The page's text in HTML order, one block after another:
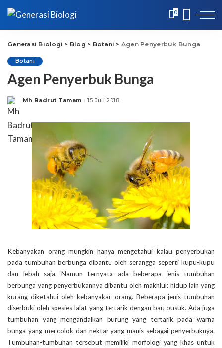
0
Generasi Biologi > Blog > Botani > Agen Penyerbuk Bunga
Botani
Agen Penyerbuk Bunga
Posted
Mh Badrut Tamam 15 Juli 2018
Kebanyakan orang mungkin hanya mengetahui kalau penyerbukan
pada tumbuhan berbunga dibantu oleh serangga seperti kupu-kupu
dan lebah saja. Namun ternyata ada beberapa jenis tumbuhan
berbunga yang penyerbukannya dibantu oleh makhluk hidup lain yang
kurang diketahui oleh kebanyakan orang. Beberapa jenis tumbuhan
diserbuki oleh spesies lalat yang tertarik dengan bau busuk. Ada juga
tumbuhan yang mengandalkan burung yang tertarik pada warna
bunga yang mencolok dan nektar yang manis sebagai penyerbuknya.
Tumbuhan-tumbuhan tersebut memiliki morfologi yang khas untuk